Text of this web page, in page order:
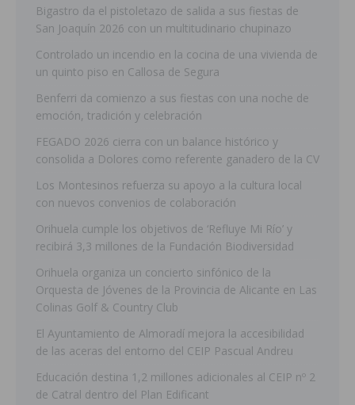
Bigastro da el pistoletazo de salida a sus fiestas de
San Joaquín 2026 con un multitudinario chupinazo
Controlado un incendio en la cocina de una vivienda de
un quinto piso en Callosa de Segura
Benferri da comienzo a sus fiestas con una noche de
emoción, tradición y celebración
FEGADO 2026 cierra con un balance histórico y
consolida a Dolores como referente ganadero de la CV
Los Montesinos refuerza su apoyo a la cultura local
con nuevos convenios de colaboración
Orihuela cumple los objetivos de ‘Refluye Mi Río’ y
recibirá 3,3 millones de la Fundación Biodiversidad
Orihuela organiza un concierto sinfónico de la
Orquesta de Jóvenes de la Provincia de Alicante en Las
Colinas Golf & Country Club
El Ayuntamiento de Almoradí mejora la accesibilidad
de las aceras del entorno del CEIP Pascual Andreu
Educación destina 1,2 millones adicionales al CEIP nº 2
de Catral dentro del Plan Edificant